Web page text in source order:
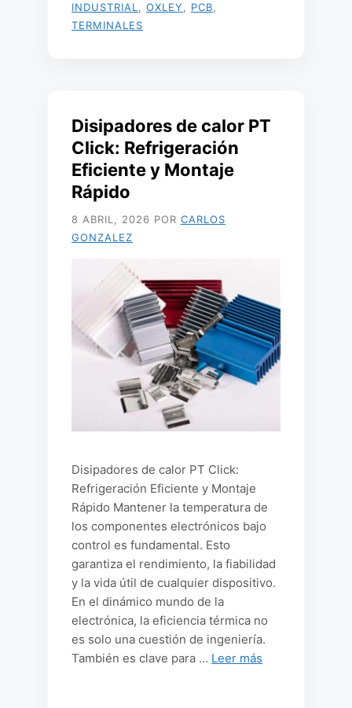
INDUSTRIAL
OXLEY PCB
TERMINALES
Disipadores de calor PT
Click: Refrigeración
Eficiente y Montaje
Rápido
8 ABRIL, 2026 POR CARLOS
GONZALEZ
Disipadores de calor PT Click:
Refrigeración Eficiente y Montaje
Rápido Mantener la temperatura de
los componentes electrónicos bajo
control es fundamental. Esto
garantiza el rendimiento, la fiabilidad
y la vida útil de cualquier dispositivo.
En el dinámico mundo de la
electrónica, la eficiencia térmica no
es solo una cuestión de ingeniería.
También es clave para … Leer más